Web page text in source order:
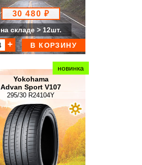
30 480 ₽
на складе > 12шт.
В КОРЗИНУ
новинка
Yokohama
Advan Sport V107
295/30 R24104Y